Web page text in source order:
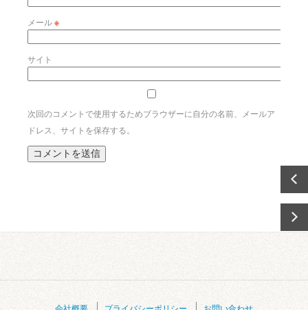
メール※
サイト
次回のコメントで使用するためブラウザーに自分の名前、メールア
ドレス、サイトを保存する。
会社概要 プライバシーポリシー お問い合わせ